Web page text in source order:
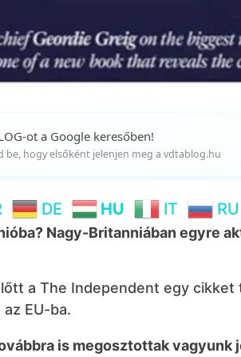
ot a Google keresőben!
be, hogy elsőként jelenjen meg a vdtablog.hu
DE HU IT RU
Nagy-Britanniában egyre
a The Independent egy
EU-ba.
is megosztottak vagyunk